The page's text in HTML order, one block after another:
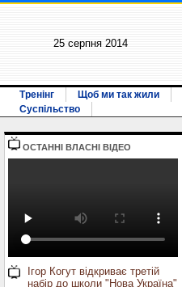
25 серпня 2014
Тренінг Щоб ми так жили
Суспільство
ОСТАННI ВЛАСНI ВIДЕО
Ігор Когут відкриває третій
набір до школи "Нова Україна"